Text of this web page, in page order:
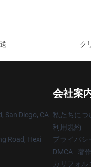
ク
San Diego, CA
Road, Hexi
会社案
私たちにつ
利用規約
プライバシ
DMCA - 著
カリフォル